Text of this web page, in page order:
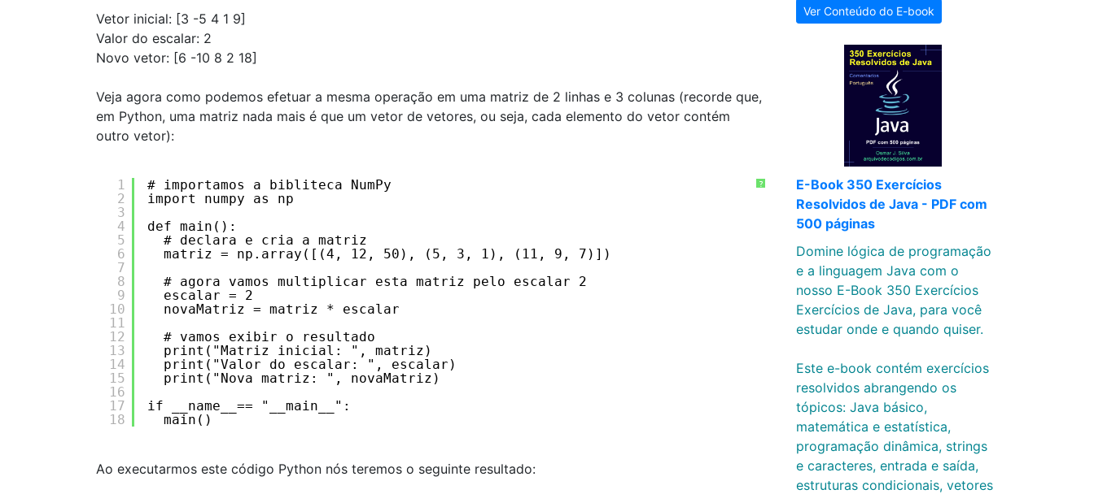
Vetor inicial: [3 -5 4 1 9]
Valor do escalar: 2
Novo vetor: [6 -10 8 2 18]
Veja agora como podemos efetuar a mesma operação em uma matriz de 2 linhas e 3 colunas (recorde que,
em Python, uma matriz nada mais é que um vetor de vetores, ou seja, cada elemento do vetor contém
outro vetor):
?
1
2
3
4
5
6
7
8
9
10
11
12
13
14
15
16
17
18
# importamos a bibliteca NumPy
import numpy as np
def main():
# declara e cria a matriz
matriz = np.array([(4, 12, 50), (5, 3, 1), (11, 9, 7)])
# agora vamos multiplicar esta matriz pelo escalar 2
escalar = 2
novaMatriz = matriz * escalar
# vamos exibir o resultado
print("Matriz inicial: ", matriz)
print("Valor do escalar: ", escalar)
print("Nova matriz: ", novaMatriz)
if __name__== "__main__":
main()
Ao executarmos este código Python nós teremos o seguinte resultado:
Ver Conteúdo do E-book
E-Book 350 Exercícios
Resolvidos de Java - PDF com
500 páginas
Domine lógica de programação
e a linguagem Java com o
nosso E-Book 350 Exercícios
Exercícios de Java, para você
estudar onde e quando quiser.
Este e-book contém exercícios
resolvidos abrangendo os
tópicos: Java básico,
matemática e estatística,
programação dinâmica, strings
e caracteres, entrada e saída,
estruturas condicionais, vetores